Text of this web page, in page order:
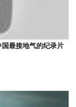
国最接地气的纪录片